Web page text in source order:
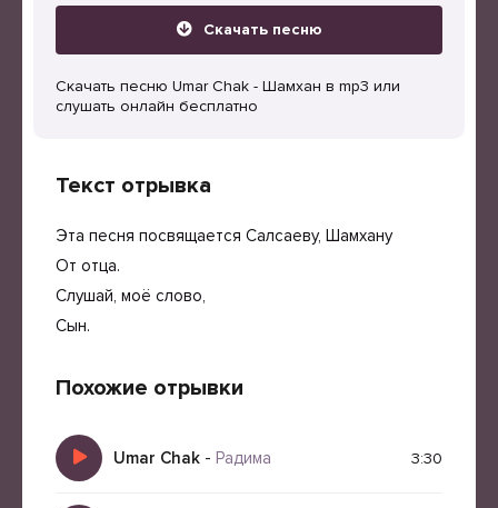
Скачать песню
Скачать песню Umar Chak - Шамхан в mp3 или
слушать онлайн бесплатно
Текст отрывка
Эта песня посвящается Салсаеву, Шамхану
От отца.
Слушай, моё слово,
Сын.
Похожие отрывки
Umar Chak - Радима 3:30